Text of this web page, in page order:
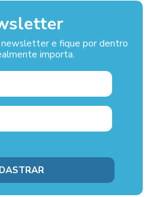
newsletter e fique por dentro
importa.